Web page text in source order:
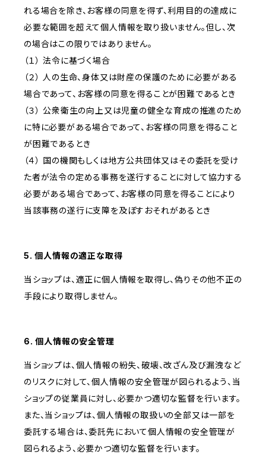
れる場合を除き、お客様の同意を得ず、利用目的の達成に
必要な範囲を超えて個人情報を取り扱いません。但し、次
の場合はこの限りではありません。
（１） 法令に基づく場合
（２） 人の生命、身体又は財産の保護のために必要がある
場合であって、お客様の同意を得ることが困難であるとき
（３） 公衆衛生の向上又は児童の健全な育成の推進のため
に特に必要がある場合であって、お客様の同意を得ること
が困難であるとき
（４） 国の機関もしくは地方公共団体又はその委託を受け
た者が法令の定める事務を遂行することに対して協力する
必要がある場合であって、お客様の同意を得ることにより
当該事務の遂行に支障を及ぼすおそれがあるとき
5. 個人情報の適正な取得
当ショップは、適正に個人情報を取得し、偽りその他不正の
手段により取得しません。
6. 個人情報の安全管理
当ショップは、個人情報の紛失、破壊、改ざん及び漏洩など
のリスクに対して、個人情報の安全管理が図られるよう、当
ショップの従業員に対し、必要かつ適切な監督を行います。
また、当ショップは、個人情報の取扱いの全部又は一部を
委託する場合は、委託先において個人情報の安全管理が
図られるよう、必要かつ適切な監督を行います。